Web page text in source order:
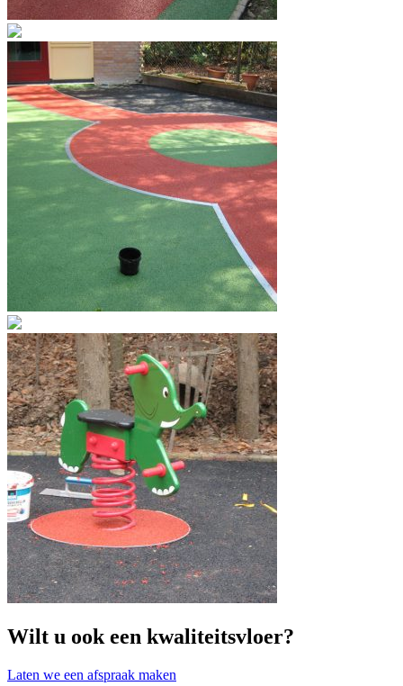
Wilt u ook een kwaliteitsvloer?
Laten we een afspraak maken